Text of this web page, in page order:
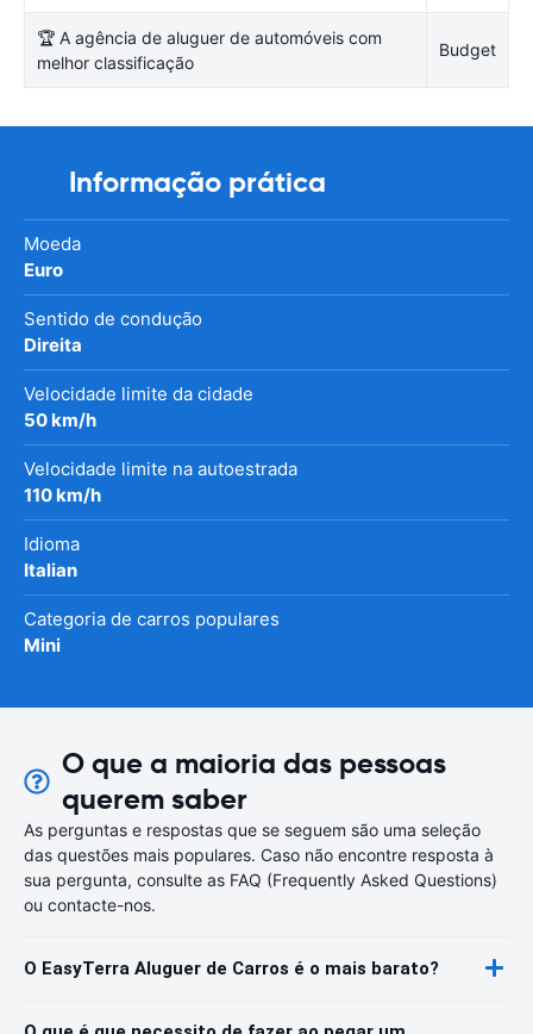
🏆 A agência de aluguer de automóveis com
melhor classificação
Budget
Informação prática
Moeda
Euro
Sentido de condução
Direita
Velocidade limite da cidade
50 km/h
Velocidade limite na autoestrada
110 km/h
Idioma
Italian
Categoria de carros populares
Mini
O que a maioria das pessoas
querem saber
As perguntas e respostas que se seguem são uma seleção
das questões mais populares. Caso não encontre resposta à
sua pergunta, consulte as FAQ (Frequently Asked Questions)
ou contacte-nos.
O EasyTerra Aluguer de Carros é o mais barato?